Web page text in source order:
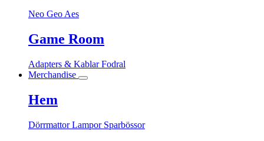
Neo Geo Aes
Game Room
Adapters & KablarFodral
Merchandise
Hem
DörrmattorLampor Sparbössor